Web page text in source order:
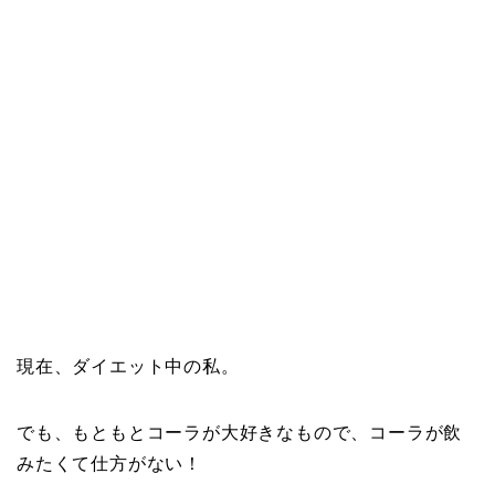
現在、ダイエット中の私。
でも、もともとコーラが大好きなもので、コーラが飲
みたくて仕方がない！